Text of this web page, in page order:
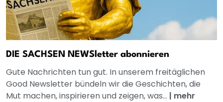
DIE SACHSEN NEWSletter abonnieren
Gute Nachrichten tun gut. In unserem freitäglichen
Good Newsletter bündeln wir die Geschichten, die
Mut machen, inspirieren und zeigen, was... | mehr